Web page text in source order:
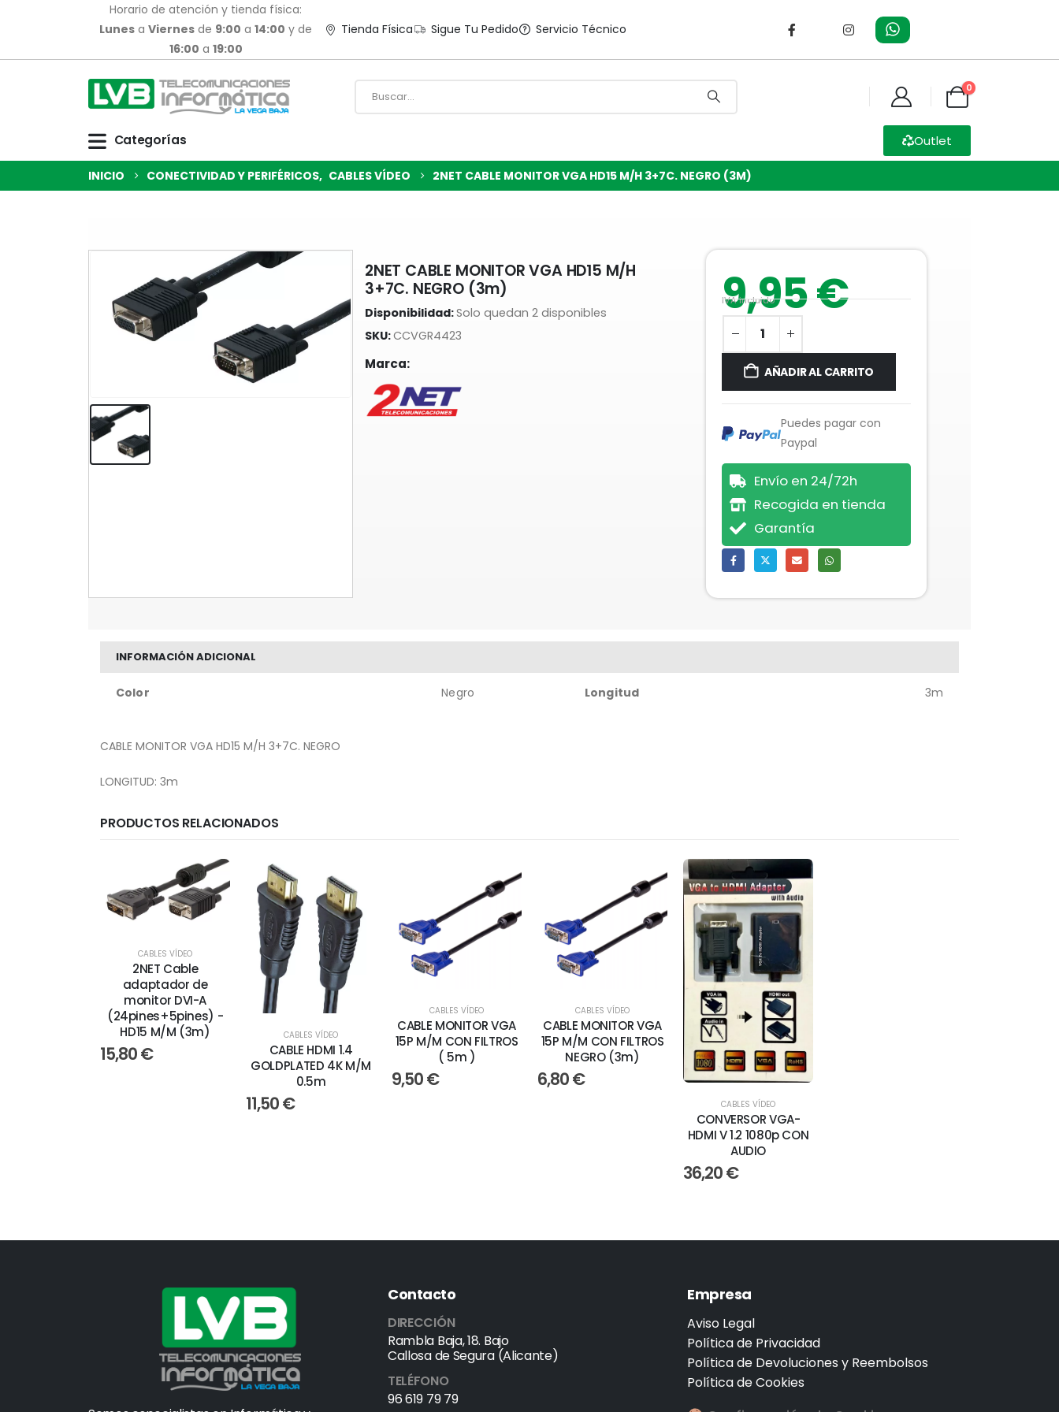
Horario de atención y tienda física:
Lunes aViernes de 9:00 a14:00 y de
16:00 a 19:00
Tienda Física Sigue Tu Pedido Servicio Técnico
0
Categorías Outlet
INICIO CONECTIVIDAD Y PERIFÉRICOS, CABLES VÍDEO 2NET CABLE MONITOR VGA HD15 M/H 3+7C. NEGRO (3M)
2NET CABLE MONITOR VGA HD15 M/H
3+7C. NEGRO (3m)
Disponibilidad:Solo quedan 2 disponibles
SKU:CCVGR4423
Marca:
9,95€
IVA incluido
AÑADIR AL CARRITO
Puedes pagar con
Paypal
Envío en 24/72h
Recogida en tienda
Garantía
INFORMACIÓN ADICIONAL
Color Negro Longitud 3m
CABLE MONITOR VGA HD15 M/H 3+7C. NEGRO
LONGITUD: 3m
PRODUCTOS RELACIONADOS
CABLES VÍDEO
2NET Cable
adaptador de
monitor DVI-A
(24pines+5pines) -
HD15 M/M (3m)
15,80€
CABLES VÍDEO
CABLE HDMI 1.4
GOLDPLATED 4K M/M
0.5m
11,50€
CABLES VÍDEO
CABLE MONITOR VGA
15P M/M CON FILTROS
( 5m )
9,50€
CABLES VÍDEO
CABLE MONITOR VGA
15P M/M CON FILTROS
NEGRO (3m)
6,80€
CABLES VÍDEO
CONVERSOR VGA-
HDMI V 1.2 1080p CON
AUDIO
36,20€
Contacto
DIRECCIÓN
Rambla Baja, 18. Bajo
Callosa de Segura (Alicante)
TELÉFONO
96 619 79 79
Empresa
Aviso Legal
Política de Privacidad
Política de Devoluciones y Reembolsos
Política de Cookies